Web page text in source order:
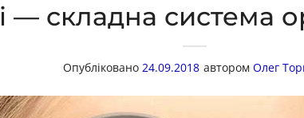
— складна система
Опубліковано 24.09.2018 автором Олег